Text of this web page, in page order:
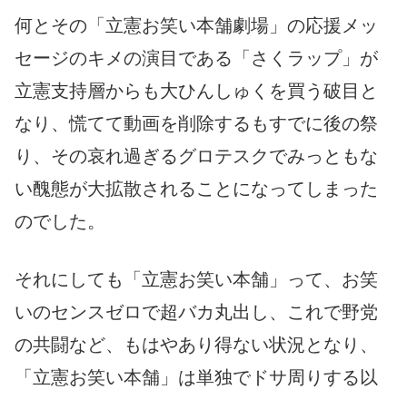
何とその「立憲お笑い本舗劇場」の応援メッ
セージのキメの演目である「さくラップ」が
立憲支持層からも大ひんしゅくを買う破目と
なり、慌てて動画を削除するもすでに後の祭
り、その哀れ過ぎるグロテスクでみっともな
い醜態が大拡散されることになってしまった
のでした。
それにしても「立憲お笑い本舗」って、お笑
いのセンスゼロで超バカ丸出し、これで野党
の共闘など、もはやあり得ない状況となり、
「立憲お笑い本舗」は単独でドサ周りする以